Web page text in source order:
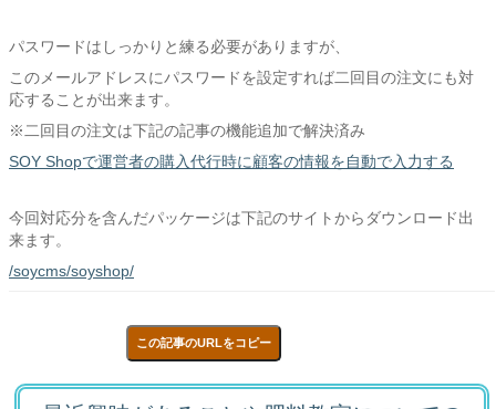
パスワードはしっかりと練る必要がありますが、
このメールアドレスにパスワードを設定すれば二回目の注文にも対
応することが出来ます。
※二回目の注文は下記の記事の機能追加で解決済み
SOY Shopで運営者の購入代行時に顧客の情報を自動で入力する
今回対応分を含んだパッケージは下記のサイトからダウンロード出
来ます。
/soycms/soyshop/
この記事のURLをコピー